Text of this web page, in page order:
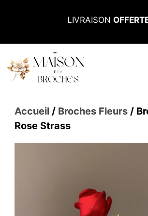
LIVRAISON
Accueil / Broches Fleurs /
Rose Strass